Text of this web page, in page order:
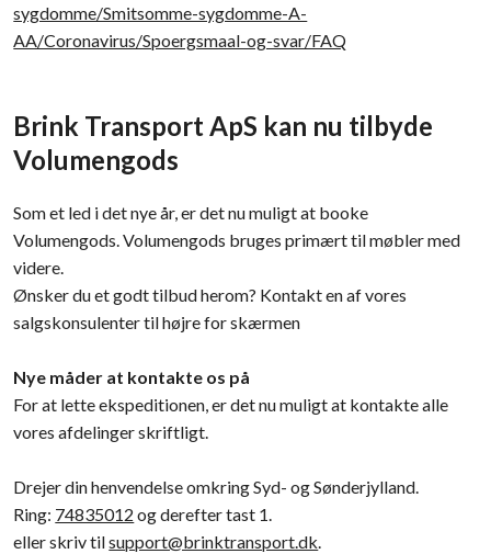
sygdomme/Smitsomme-sygdomme-A-
AA/Coronavirus/Spoergsmaal-og-svar/FAQ
​Brink Transport ApS kan nu tilbyde
Volumengods
Som et led i det nye år, er det nu muligt at booke
Volumengods. Volumengods bruges primært til møbler med
videre.
Ønsker du et godt tilbud herom? Kontakt en af vores
salgskonsulenter til højre for skærmen
Nye måder at kontakte os på
For at lette ekspeditionen, er det nu muligt at kontakte alle
vores afdelinger skriftligt.
Drejer din henvendelse omkring Syd- og Sønderjylland.
Ring: 74835012 og derefter tast 1.
eller skriv tilsupport@brinktransport.dk